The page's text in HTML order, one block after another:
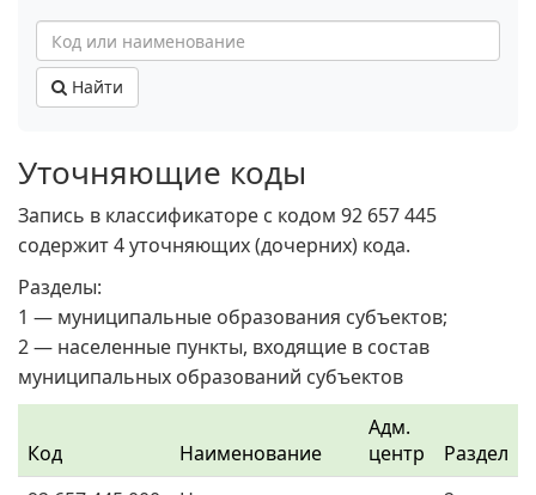
Найти
Уточняющие коды
Запись в классификаторе с кодом 92 657 445
содержит 4 уточняющих (дочерних) кода.
Разделы:
1 — муниципальные образования субъектов;
2 — населенные пункты, входящие в состав
муниципальных образований субъектов
Код Наименование
Адм.
центр
Раздел